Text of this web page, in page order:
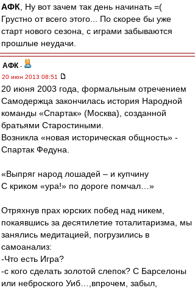
АФК , Ну вот зачем так день начинать =(
Грустно от всего этого... По скорее бы уже
старт нового сезона, с играми забываются
прошлые неудачи.
АФК -
20 июн 2013 08:51
20 июня 2003 года, формальным отречением
Самодержца закончилась история Народной
команды «Спартак» (Москва), созданной
братьями Старостиными.
Возникла «новая историческая общность» -
Спартак Федуна.
«Выпряг народ лошадей – и купчину
С криком «ура!» по дороге помчал…»
Отряхнув прах юрских побед над никем,
покаявшись за десятилетие тоталитаризма, мы
занялись медитацией, погрузились в
самоанализ:
-Что есть Игра?
-с кого сделать золотой слепок? С Барселоны
или неброского Уиб…,впрочем, забыл,